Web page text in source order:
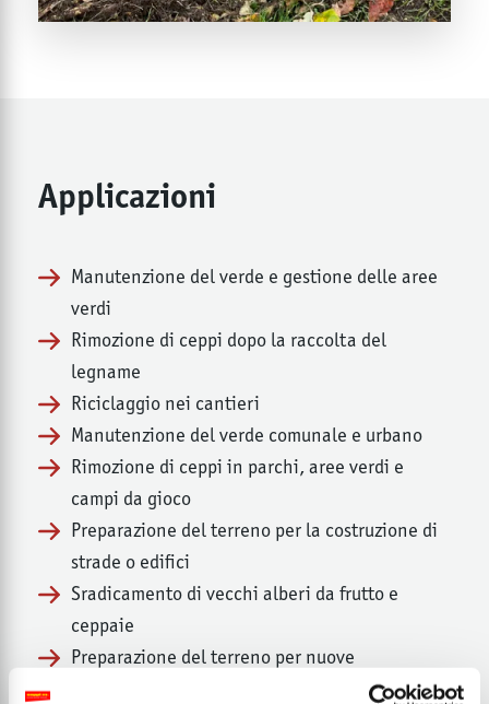
Applicazioni
Manutenzione del verde e gestione delle aree
verdi
Rimozione di ceppi dopo la raccolta del
legname
Riciclaggio nei cantieri
Manutenzione del verde comunale e urbano
Rimozione di ceppi in parchi, aree verdi e
campi da gioco
Preparazione del terreno per la costruzione di
strade o edifici
Sradicamento di vecchi alberi da frutto e
ceppaie
Preparazione del terreno per nuove